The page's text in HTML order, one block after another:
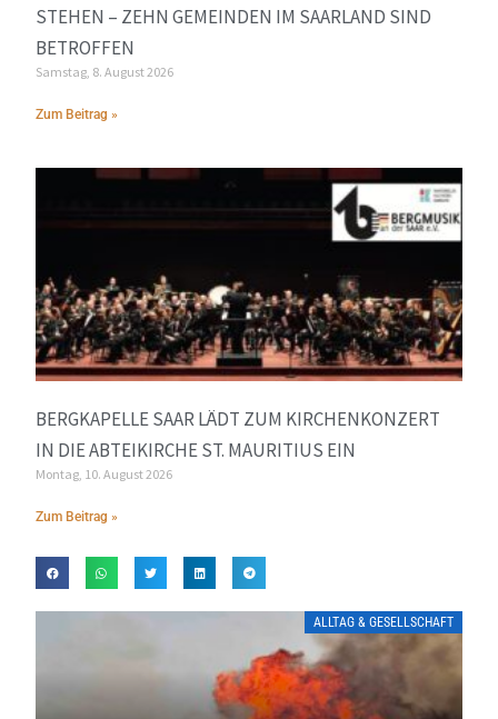
STEHEN – ZEHN GEMEINDEN IM SAARLAND SIND
BETROFFEN
Samstag, 8. August 2026
Zum Beitrag »
BERGKAPELLE SAAR LÄDT ZUM KIRCHENKONZERT
IN DIE ABTEIKIRCHE ST. MAURITIUS EIN
Montag, 10. August 2026
Zum Beitrag »
ALLTAG & GESELLSCHAFT